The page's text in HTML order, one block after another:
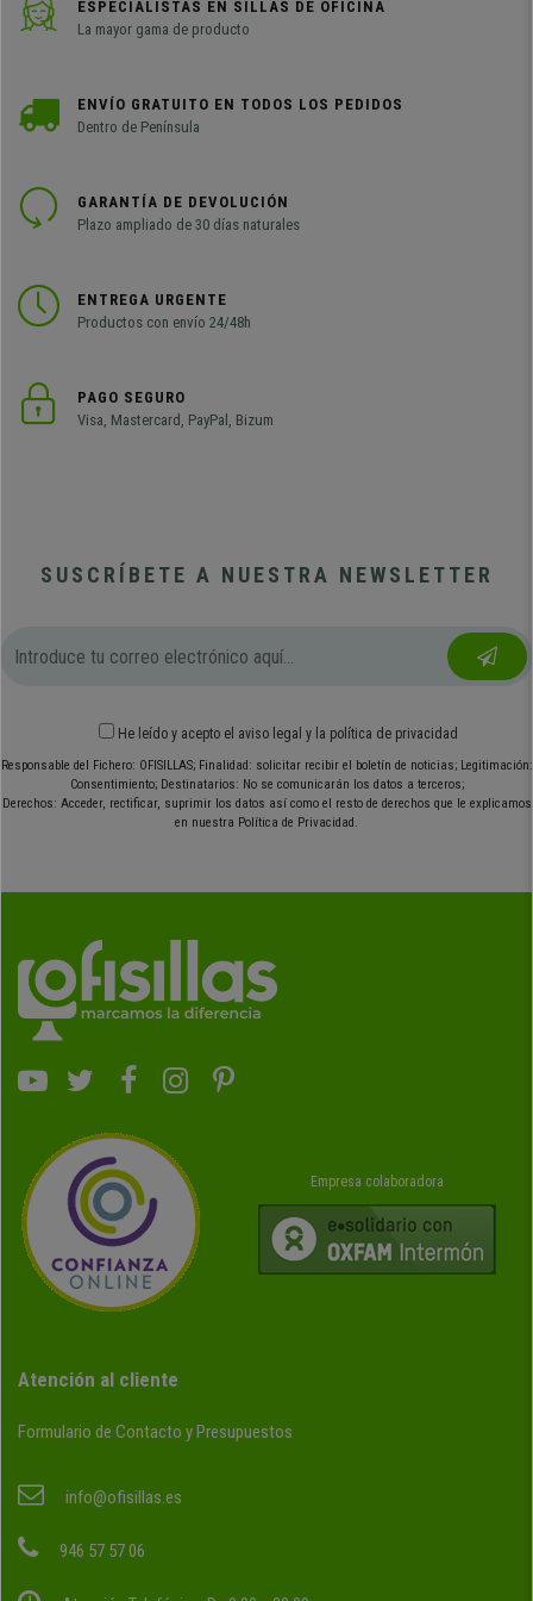
ESPECIALISTAS EN SILLAS DE OFICINA
La mayor gama de producto
ENVÍO GRATUITO EN TODOS LOS PEDIDOS
Dentro de Península
GARANTÍA DE DEVOLUCIÓN
Plazo ampliado de 30 días naturales
ENTREGA URGENTE
Productos con envío 24/48h
PAGO SEGURO
Visa, Mastercard, PayPal, Bizum
SUSCRÍBETE A NUESTRA NEWSLETTER
He leído y acepto el aviso legal y la política de privacidad
Responsable del Fichero: OFISILLAS; Finalidad: solicitar recibir el boletín de noticias; Legitimación:
Consentimiento; Destinatarios: No se comunicarán los datos a terceros;
Derechos: Acceder, rectificar, suprimir los datos así como el resto de derechos que le explicamos
en nuestra Política de Privacidad.
Empresa colaboradora
Atención al cliente
Formulario de Contacto y Presupuestos
info@ofisillas.es
946 57 57 06